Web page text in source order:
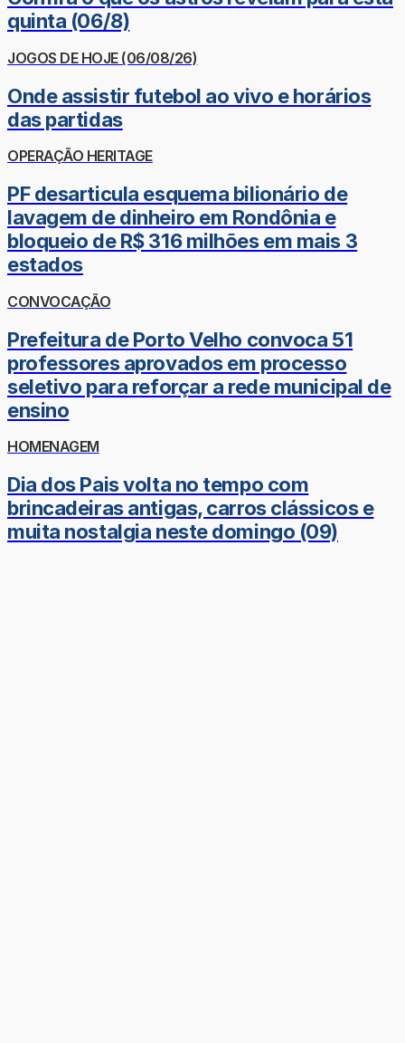
quinta (06/8)
JOGOS DE HOJE (06/08/26)
Onde assistir futebol ao vivo e horários
das partidas
OPERAÇÃO HERITAGE
PF desarticula esquema bilionário de
lavagem de dinheiro em Rondônia e
bloqueio de R$ 316 milhões em mais 3
estados
CONVOCAÇÃO
Prefeitura de Porto Velho convoca 51
professores aprovados em processo
seletivo para reforçar a rede municipal de
ensino
HOMENAGEM
Dia dos Pais volta no tempo com
brincadeiras antigas, carros clássicos e
muita nostalgia neste domingo (09)